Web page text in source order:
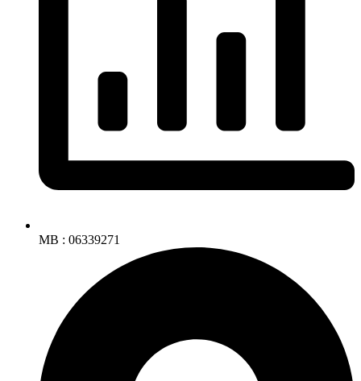
MB : 06339271